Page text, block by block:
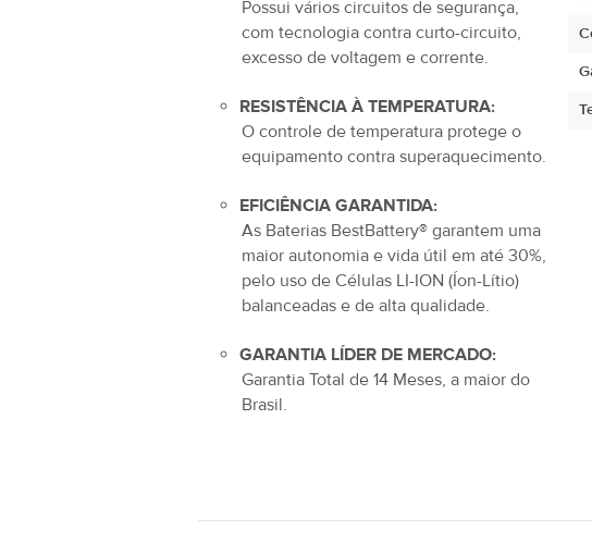
Possui vários circuitos de segurança,
com tecnologia contra curto-circuito,
excesso de voltagem e corrente.
RESISTÊNCIA À TEMPERATURA:
O controle de temperatura protege o
equipamento contra superaquecimento.
EFICIÊNCIA GARANTIDA:
As Baterias BestBattery® garantem uma
maior autonomia e vida útil em até 30%,
pelo uso de Células LI-ION (Íon-Lítio)
balanceadas e de alta qualidade.
GARANTIA LÍDER DE MERCADO:
Garantia Total de 14 Meses, a maior do
Brasil.